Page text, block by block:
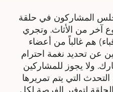
المشاركون في حلقة
آخر من الأثاث. وتجري
هم غالباً من أعضاء
عن تحديد نغمة احترام
ولا يجوز للمشاركين
التي يتم تمريرها
لتوفير الفرصة لكل